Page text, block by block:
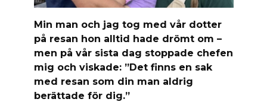
Min man och jag tog med vår dotter
på resan hon alltid hade drömt om –
men på vår sista dag stoppade chefen
mig och viskade: ”Det finns en sak
med resan som din man aldrig
berättade för dig.”